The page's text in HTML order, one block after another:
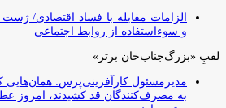
الزامات مقابله با فساد اقتصادی/
و سوءاستفاده از روابط اجتماعی
لقبِ «بزرگ‌جناب‌خان برتر»
مدیرمسئول کارآفرینی‌پرس: همان‌هایی
به مصرف‌کنندگان قد کشیدند، امروز